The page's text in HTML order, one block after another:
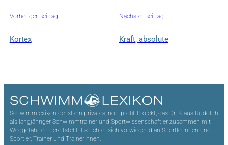
Vorheriger Beitrag
Kortex
Nächster Beitrag
Kraft, absolute
Schwimmlexikon.de ist ein privates, non-profit-Projekt, das Dr. Klaus Rudolph
als langjähriger Schwimmtrainer und Sportwissenschaftler zusammen mit
Weggefährten bereitstellt. Es richtet sich vorwiegend an Sportlerinnen und
Sportler, Trainer und Trainerinnen.